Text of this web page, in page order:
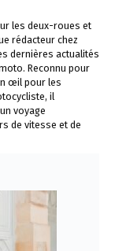
les deux-roues et
rédacteur chez
dernières actualités
Reconnu pour
œil pour les
il
voyage
de vitesse et de